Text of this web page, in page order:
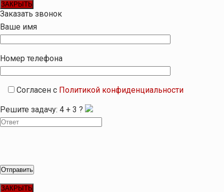
ЗАКРЫТЬ
Заказать звонок
Ваше имя
Номер телефона
Согласен с Политикой конфиденциальности
Решите задачу: 4 + 3 ?
ЗАКРЫТЬ